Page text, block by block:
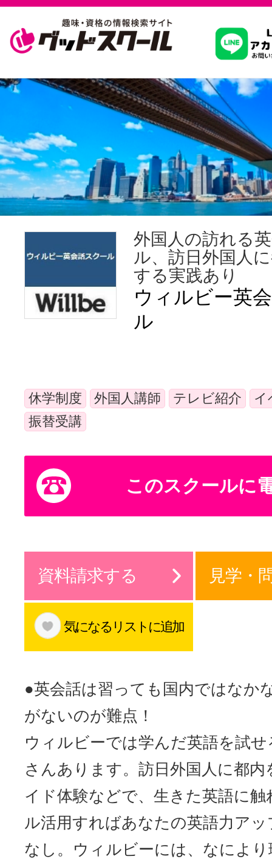
習いたいこ
スクールを
駅・路線か
通信講座を
体験レッス
特集をみる
グッドスク
掲載のお問
サイトマッ
外国人の訪れる
ル、訪日外国人
する実践あり
ウィルビー英
ル
休学制度 外国人講師 テレビ紹介
イ
振替受講
このスクールに
資料請求する 見学・
気になるリストに追加
●英会話は習っても国内ではなか
がないのが難点！
ウィルビーでは学んだ英語を試
さんあります。訪日外国人に都内
イド体験などで、生きた英語に
ル活用すればあなたの英語力ア
なし。ウィルビーには、なによ